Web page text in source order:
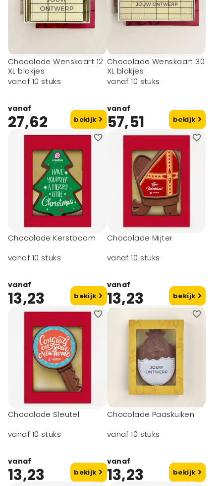
Chocolade Wenskaart 12
XL blokjes
vanaf 10 stuks
vanaf
27,62 bekijk
Chocolade Wenskaart 30
XL blokjes
vanaf 10 stuks
vanaf
57,51 bekijk
Chocolade Kerstboom
vanaf 10 stuks
vanaf
13,23 bekijk
Chocolade Mijter
vanaf 10 stuks
vanaf
13,23 bekijk
Chocolade Sleutel
vanaf 10 stuks
vanaf
13,23 bekijk
Chocolade Paaskuiken
vanaf 10 stuks
vanaf
13,23 bekijk